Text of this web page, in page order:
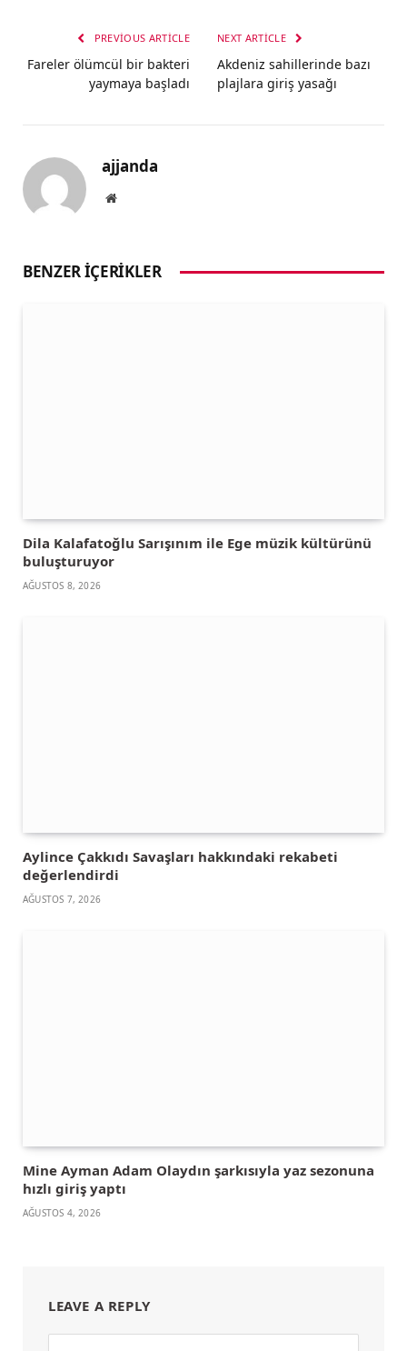
PREVIOUS ARTICLE
Fareler ölümcül bir bakteri
yaymaya başladı
NEXT ARTICLE
Akdeniz sahillerinde bazı
plajlara giriş yasağı
ajjanda
Website
BENZER İÇERIKLER
Dila Kalafatoğlu Sarışınım ile Ege müzik kültürünü
buluşturuyor
AĞUSTOS 8, 2026
Aylince Çakkıdı Savaşları hakkındaki rekabeti
değerlendirdi
AĞUSTOS 7, 2026
Mine Ayman Adam Olaydın şarkısıyla yaz sezonuna
hızlı giriş yaptı
AĞUSTOS 4, 2026
LEAVE A REPLY